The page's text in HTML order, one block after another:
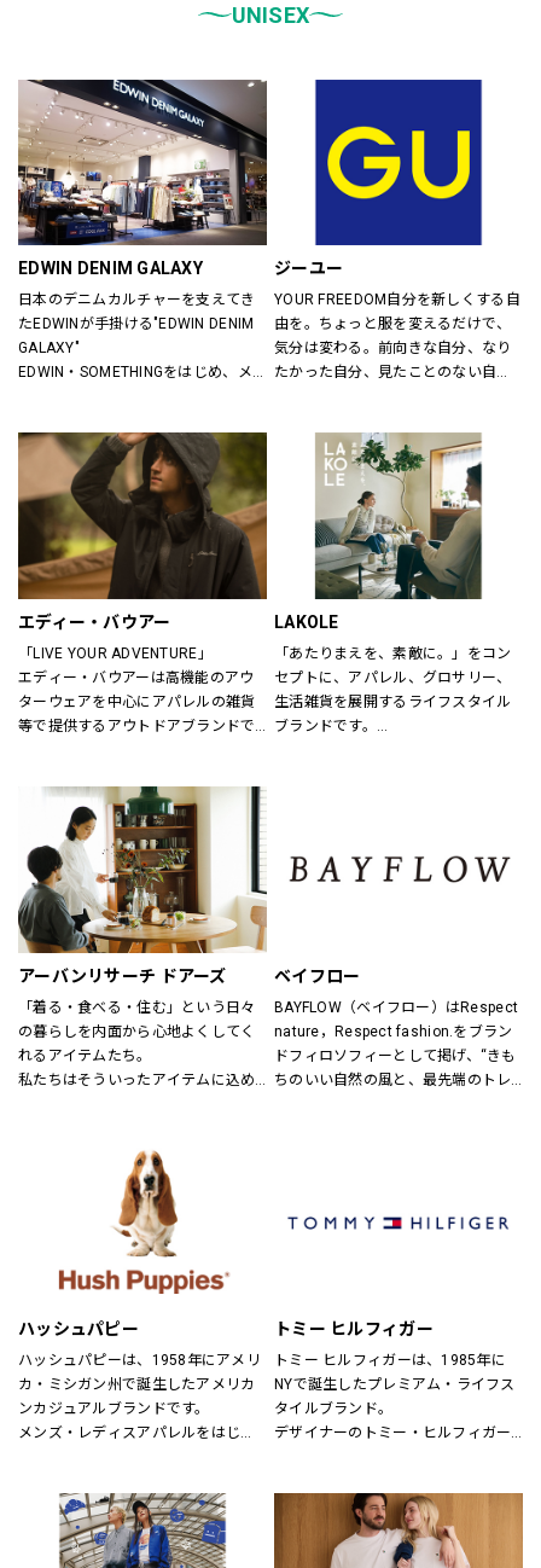
などをゾーンに分けて配置し、広
す。
どうぞご来店ください。
UNISEX
EDWIN DENIM GALAXY
日本のデニムカルチャーを支えてき
たEDWINが手掛ける"EDWIN DENIM
GALAXY"
EDWIN・SOMETHINGをはじめ、メ
レンドアイテムまで豊富なランナッ
プを取り揃えます。
ジーユー
YOUR FREEDOM自分を新しくする自
由を。ちょっと服を変えるだけで、
気分は変わる。前向きな自分、なり
たかった自分、見たことのない自
いまの気分で、もっと自由に。GU
は、自由。
エディー・バウアー
「LIVE YOUR ADVENTURE」
エディー・バウアーは高機能のアウ
ターウェアを中心にアパレルの雑貨
等で提供するアウトドアブランドで
ウアーは人々が「冒険を生きる」こ
とにインスピレーションを与え続け
てきました。
アウトドア・ライフスタルウェア等
の幅広いアイテムをメンズ・ウィメ
ンズ・ユニセックスにて展開してお
ります。
LAKOLE
「あたりまえを、素敵に。」をコン
セプトに、アパレル、グロサリー、
生活雑貨を展開するライフスタイル
ブランドです。
アーバンリサーチ ドアーズ
「着る・食べる・住む」という日々
の暮らしを内面から心地よくしてく
れるアイテムたち。
私たちはそういったアイテムに込め
「新しい価値観へのドア」を開く案
内役として、日々の暮らしの中で大
切なものを一緒に見つけていきたい
と考えています。
あなたらしいスタイル、あなたにと
ってのベーシックを、DOORSへ探し
ベイフロー
BAYFLOW（ベイフロー）はRespect
nature，Respect fashion.をブラン
ドフィロソフィーとして掲げ、“きも
ちのいい自然の風と、最先端のトレ
ハッシュパピー
ハッシュパピーは、1958年にアメリ
カ・ミシガン州で誕生したアメリカ
ンカジュアルブランドです。
メンズ・レディスアパレルをはじ
定期的にお得なキャンペーンも開
催！皆様のご来店を心よりお待ちし
ております！
トミー ヒルフィガー
トミー ヒルフィガーは、1985年に
NYで誕生したプレミアム・ライフス
タイルブランド。
デザイナーのトミー・ヒルフィガー
にモダンなツイストを加えた、遊び
心と上品さが特徴です。